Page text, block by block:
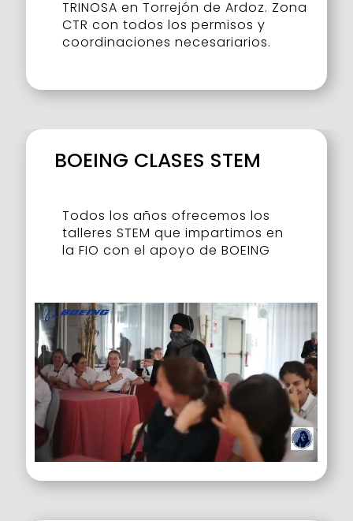
TRINOSA en Torrejón de Ardoz. Zona
CTR con todos los permisos y
coordinaciones necesariarios.
BOEING CLASES STEM
Todos los años ofrecemos los
talleres STEM que impartimos en
la FIO con el apoyo de BOEING